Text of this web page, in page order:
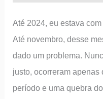
Até 2024, eu estava
Até novembro, desse
dado um problema.
justo, ocorreram apenas
período e uma quebra